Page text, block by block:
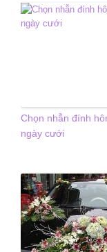
Chọn nhẫn đính
ngày cưới